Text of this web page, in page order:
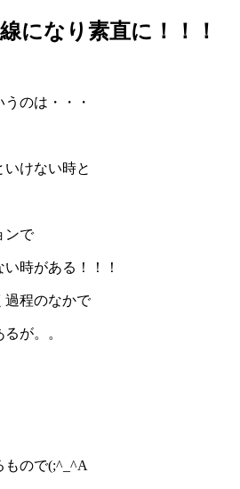
になり素直に！！！
のは・・・
いけない時と
ンで
時がある！！！
過程のなかで
が。。
もので(;^_^A